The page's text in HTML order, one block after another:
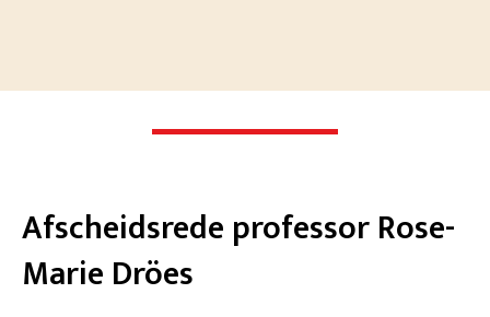
Afscheidsrede professor Rose-
Marie Dröes